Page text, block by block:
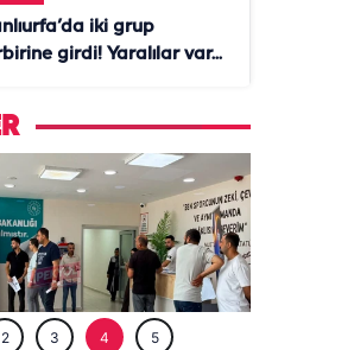
iki grup
girdi! Yaralılar var...
2 3 4 5